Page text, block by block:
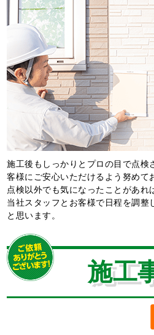
施工後もしっかりとプロの目で点検
客様にご安心いただけるよう努めて
点検以外でも気になったことがあれ
当社スタッフとお客様で日程を調整
と思います。
施工